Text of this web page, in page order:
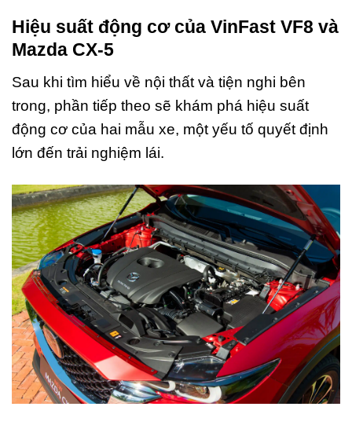
Hiệu suất động cơ của VinFast VF8 và
Mazda CX-5
Sau khi tìm hiểu về nội thất và tiện nghi bên
trong, phần tiếp theo sẽ khám phá hiệu suất
động cơ của hai mẫu xe, một yếu tố quyết định
lớn đến trải nghiệm lái.